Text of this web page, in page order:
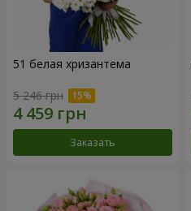
51 белая хризантема
5 246 грн
Заказать